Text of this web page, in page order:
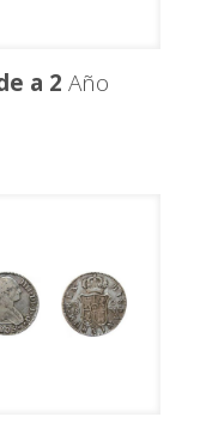
a 2 Año